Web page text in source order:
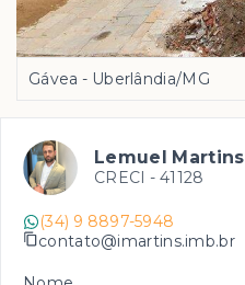
Gávea - Uberlândia/MG
Lemuel Martins
CRECI - 41128
(34) 9 8897-5948
contato@imartins.imb.br